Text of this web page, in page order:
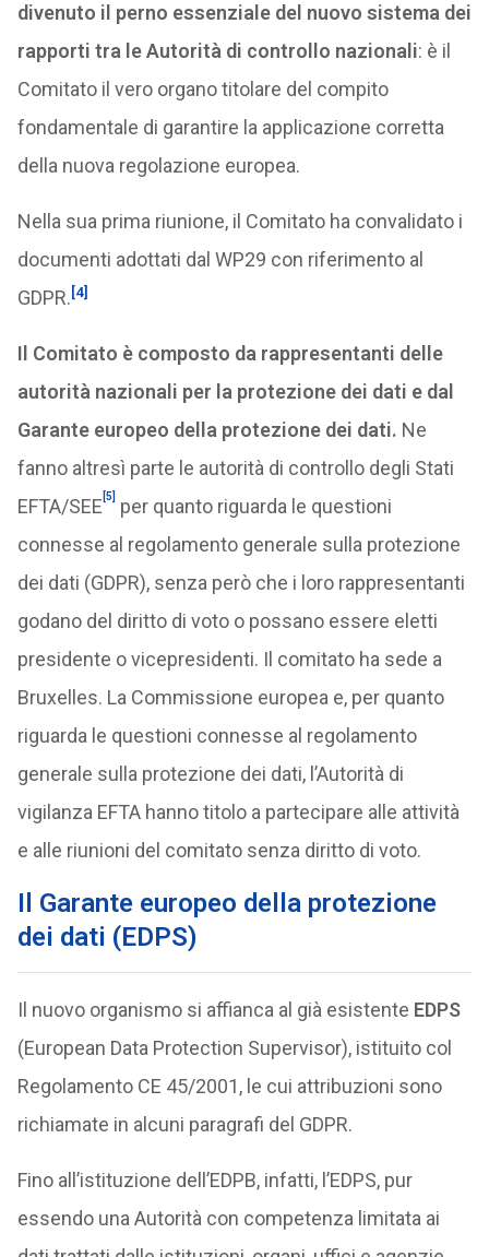
divenuto il perno essenziale del nuovo sistema dei
rapporti tra le Autorità di controllo nazionali: è il
Comitato il vero organo titolare del compito
fondamentale di garantire la applicazione corretta
della nuova regolazione europea.
Nella sua prima riunione, il Comitato ha convalidato i
documenti adottati dal WP29 con riferimento al
GDPR.[4]
Il Comitato è composto da rappresentanti delle
autorità nazionali per la protezione dei dati e dal
Garante europeo della protezione dei dati. Ne
fanno altresì parte le autorità di controllo degli Stati
EFTA/SEE [5]
per quanto riguarda le questioni
connesse al regolamento generale sulla protezione
dei dati (GDPR), senza però che i loro rappresentanti
godano del diritto di voto o possano essere eletti
presidente o vicepresidenti. Il comitato ha sede a
Bruxelles. La Commissione europea e, per quanto
riguarda le questioni connesse al regolamento
generale sulla protezione dei dati, l’Autorità di
vigilanza EFTA hanno titolo a partecipare alle attività
e alle riunioni del comitato senza diritto di voto.
Il Garante europeo della protezione
dei dati (EDPS)
Il nuovo organismo si affianca al già esistente EDPS
(European Data Protection Supervisor), istituito col
Regolamento CE 45/2001, le cui attribuzioni sono
richiamate in alcuni paragrafi del GDPR.
Fino all’istituzione dell’EDPB, infatti, l’EDPS, pur
essendo una Autorità con competenza limitata ai